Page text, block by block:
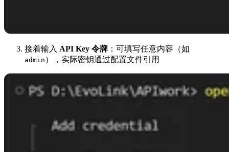
接着输入 API Key 令牌 ：可填写任意内容（如
admin ），实际密钥通过配置文件引用